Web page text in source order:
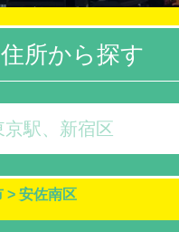
所から探す
> 安佐南区